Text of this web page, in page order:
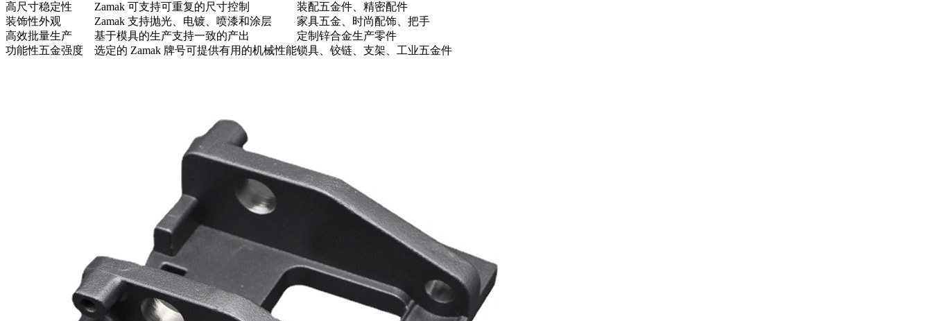
高尺寸稳定性
Zamak 可支持可重复的尺寸控制
装配五金件、精密配件
装饰性外观
Zamak 支持抛光、电镀、喷漆和涂层
家具五金、时尚配饰、把手
高效批量生产
基于模具的生产支持一致的产出
定制锌合金生产零件
功能性五金强度
选定的 Zamak 牌号可提供有用的机械性能锁具、铰链、支架、工业五金件